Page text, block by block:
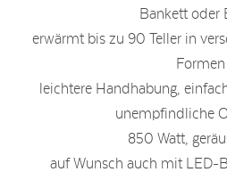
Bankett oder
erwärmt bis zu 90 Teller in
Formen
leichtere Handhabung,
unempfindliche
850 Watt,
auf Wunsch auch mit LED-